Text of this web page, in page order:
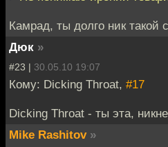
Камрад, ты долго ник такой
Дюк »
#23 | 30.05.10 19:07
Кому: Dicking Throat, #17
Dicking Throat - ты эта,
Mike Rashitov »